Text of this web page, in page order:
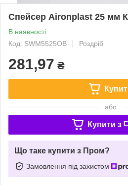
Спейсер Aironplast 25 мм
В наявності
Код: SWM5525OB
Роздріб
281,97 ₴
або
Купити з
Що таке купити з Пром?
Замовлення під захистом